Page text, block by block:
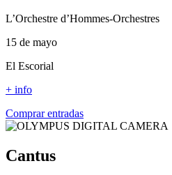
L’Orchestre d’Hommes-Orchestres
15 de mayo
El Escorial
+ info
Comprar entradas
Cantus